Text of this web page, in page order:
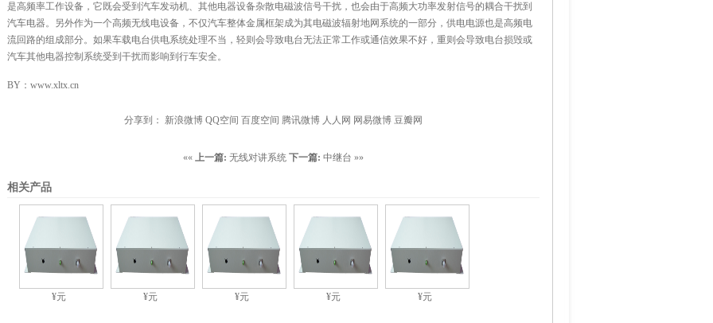
是高频率工作设备，它既会受到汽车发动机、其他电器设备杂散电磁波信号干扰，也会由于高频大功率发射信号的耦合干扰到
汽车电器。另外作为一个高频无线电设备，不仅汽车整体金属框架成为其电磁波辐射地网系统的一部分，供电电源也是高频电
流回路的组成部分。如果车载电台供电系统处理不当，轻则会导致电台无法正常工作或通信效果不好，重则会导致电台损毁或
汽车其他电器控制系统受到干扰而影响到行车安全。
BY：www.xltx.cn
分享到： 新浪微博 QQ空间 百度空间 腾讯微博 人人网 网易微博 豆瓣网
«« 上一篇: 无线对讲系统 下一篇: 中继台 »»
相关产品
¥元 ¥元 ¥元 ¥元 ¥元